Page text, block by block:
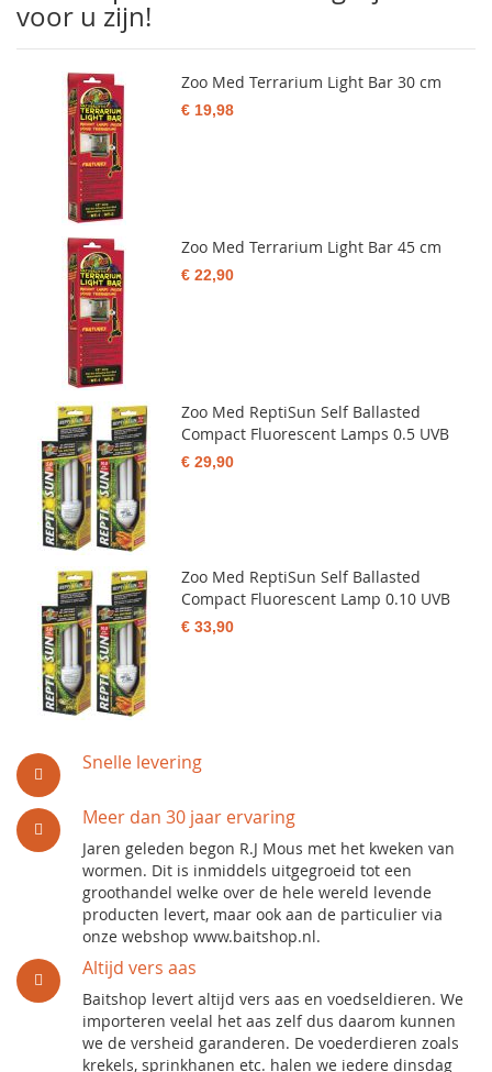
Snelle levering
Meer dan 30 jaar ervaring
Jaren geleden begon R.J Mous met het kweken van
wormen. Dit is inmiddels uitgegroeid tot een
groothandel welke over de hele wereld levende
producten levert, maar ook aan de particulier via
onze webshop www.baitshop.nl.
Altijd vers aas
Baitshop levert altijd vers aas en voedseldieren. We
importeren veelal het aas zelf dus daarom kunnen
we de versheid garanderen. De voederdieren zoals
krekels, sprinkhanen etc. halen we iedere dinsdag
voor u zijn!
Zoo Med Terrarium Light Bar 30 cm
€ 19,98
Zoo Med Terrarium Light Bar 45 cm
€ 22,90
Zoo Med ReptiSun Self Ballasted
Compact Fluorescent Lamps 0.5 UVB
€ 29,90
Zoo Med ReptiSun Self Ballasted
Compact Fluorescent Lamp 0.10 UVB
€ 33,90